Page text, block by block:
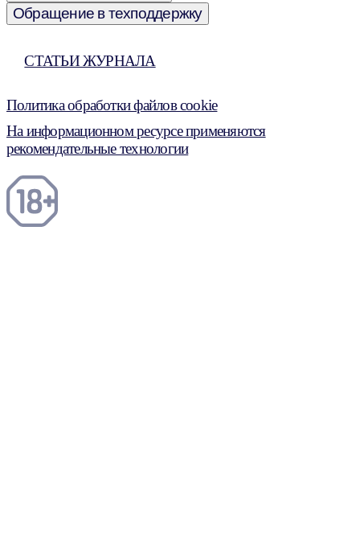
Обращение в техподдержку
СТАТЬИ ЖУРНАЛА
Политика обработки файлов cookie
На информационном ресурсе применяются
рекомендательные технологии